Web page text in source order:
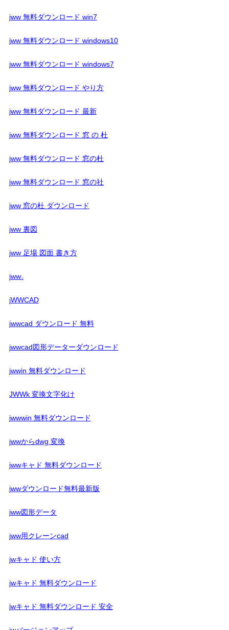
jww 無料ダウンロード win7
jww 無料ダウンロード windows10
jww 無料ダウンロード windows7
jww 無料ダウンロード やり方
jww 無料ダウンロード 最新
jww 無料ダウンロード 窓 の 杜
jww 無料ダウンロード 窓の杜
jww 無料ダウンロード 窓の社
jww 窓の杜 ダウンロード
jww 裏図
jww 足場 図面 書き方
jww₋
jWWCAD
jwwcad ダウンロード 無料
jwwcad図形データーダウンロード
jwwin 無料ダウンロード
JWWk 変換文字化け
jwwwin 無料ダウンロード
jwwからdwg 変換
jwwキャド 無料ダウンロード
jwwダウンロード無料最新版
jww図形データ
jww用クレーンcad
jwキャド 使い方
jwキャド 無料ダウンロード
jwキャド 無料ダウンロード 安全